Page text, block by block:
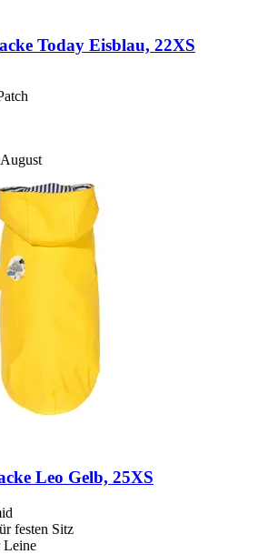
Today Eisblau, 22XS
Leo Gelb, 25XS
festen Sitz